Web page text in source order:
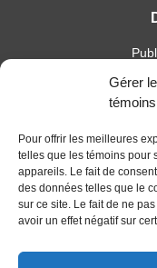
Gérer
témoins
Pour offrir les meilleures
telles que les témoins pour
appareils. Le fait de
des données telles que le
sur ce site. Le fait de ne
avoir un effet négatif sur